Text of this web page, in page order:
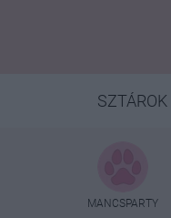
SZTÁROK
MANCSPARTY